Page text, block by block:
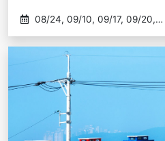
09/21